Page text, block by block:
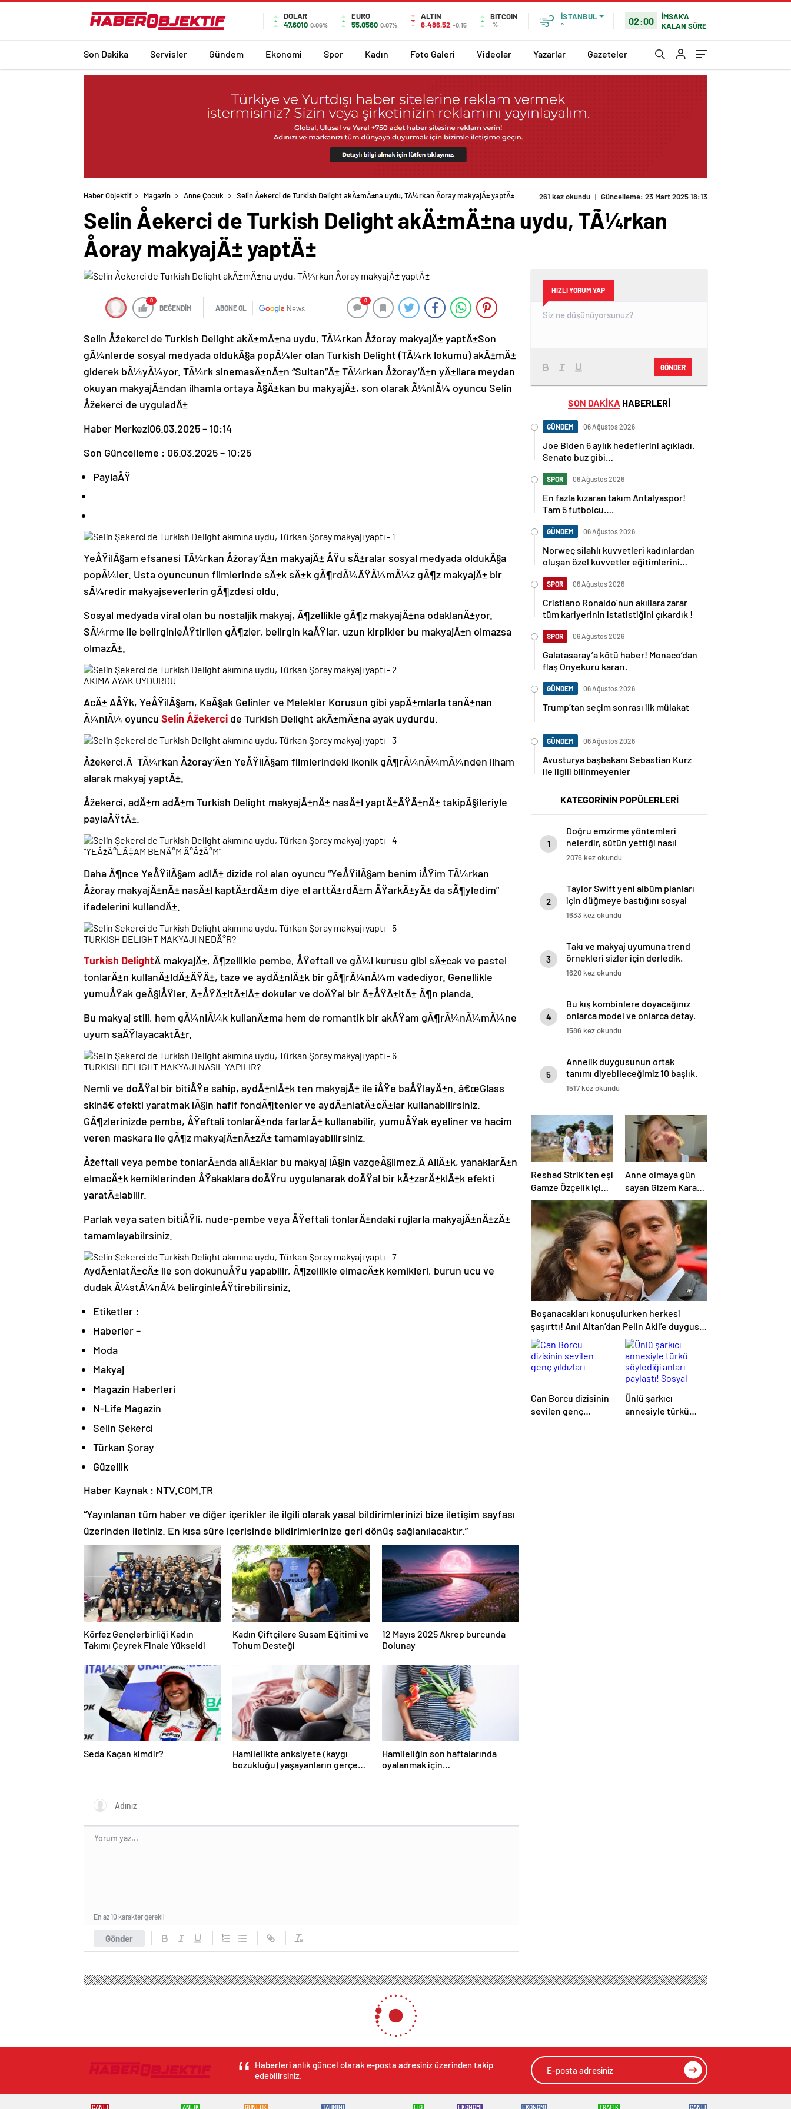
DOLAR
47,6010 0.06%
EURO
55,0560 0.07%
ALTIN
6.486,52 -0,15
BITCOIN
%
İSTANBUL
°
02:00
İMSAK'A
KALAN SÜRE
Son Dakika Servisler Gündem Ekonomi Spor Kadın Foto Galeri Videolar Yazarlar Gazeteler
Haber Objektif Magazin Anne Çocuk Selin Åekerci de Turkish Delight akÄ±mÄ±na uydu, TÃ¼rkan Åoray makyajÄ± yaptÄ± 261 kez okundu | Güncelleme: 23 Mart 2025 18:13
Selin Åekerci de Turkish Delight akÄ±mÄ±na uydu, TÃ¼rkan
Åoray makyajÄ± yaptÄ±
0
BEĞENDİM ABONE OL News
0
Selin Åžekerci de Turkish Delight akÄ±mÄ±na uydu, TÃ¼rkan Åžoray makyajÄ± yaptÄ±Son
gÃ¼nlerde sosyal medyada oldukÃ§a popÃ¼ler olan Turkish Delight (TÃ¼rk lokumu) akÄ±mÄ±
giderek bÃ¼yÃ¼yor. TÃ¼rk sinemasÄ±nÄ±n “Sultan”Ä± TÃ¼rkan Åžoray’Ä±n yÄ±llara meydan
okuyan makyajÄ±ndan ilhamla ortaya Ã§Ä±kan bu makyajÄ±, son olarak Ã¼nlÃ¼ oyuncu Selin
Åžekerci de uyguladÄ±
Haber Merkezi06.03.2025 – 10:14
Son Güncelleme : 06.03.2025 – 10:25
PaylaÅŸ
YeÅŸilÃ§am efsanesi TÃ¼rkan Åžoray’Ä±n makyajÄ± ÅŸu sÄ±ralar sosyal medyada oldukÃ§a
popÃ¼ler. Usta oyuncunun filmlerinde sÄ±k sÄ±k gÃ¶rdÃ¼ÄŸÃ¼mÃ¼z gÃ¶z makyajÄ± bir
sÃ¼redir makyajseverlerin gÃ¶zdesi oldu.
Sosyal medyada viral olan bu nostaljik makyaj, Ã¶zellikle gÃ¶z makyajÄ±na odaklanÄ±yor.
SÃ¼rme ile belirginleÅŸtirilen gÃ¶zler, belirgin kaÅŸlar, uzun kirpikler bu makyajÄ±n olmazsa
olmazÄ±.
AKIMA AYAK UYDURDU
AcÄ± AÅŸk, YeÅŸilÃ§am, KaÃ§ak Gelinler ve Melekler Korusun gibi yapÄ±mlarla tanÄ±nan
Ã¼nlÃ¼ oyuncu Selin Åžekerci de Turkish Delight akÄ±mÄ±na ayak uydurdu.
Åžekerci,Â TÃ¼rkan Åžoray’Ä±n YeÅŸilÃ§am filmlerindeki ikonik gÃ¶rÃ¼nÃ¼mÃ¼nden ilham
alarak makyaj yaptÄ±.
Åžekerci, adÄ±m adÄ±m Turkish Delight makyajÄ±nÄ± nasÄ±l yaptÄ±ÄŸÄ±nÄ± takipÃ§ileriyle
paylaÅŸtÄ±.
“YEÅžÄ°LÃ‡AM BENÄ°M Ä°ÅžÄ°M”
Daha Ã¶nce YeÅŸilÃ§am adlÄ± dizide rol alan oyuncu “YeÅŸilÃ§am benim iÅŸim TÃ¼rkan
Åžoray makyajÄ±nÄ± nasÄ±l kaptÄ±rdÄ±m diye el arttÄ±rdÄ±m ÅŸarkÄ±yÄ± da sÃ¶yledim”
ifadelerini kullandÄ±.
TURKISH DELIGHT MAKYAJI NEDÄ°R?
Turkish DelightÂ makyajÄ±, Ã¶zellikle pembe, ÅŸeftali ve gÃ¼l kurusu gibi sÄ±cak ve pastel
tonlarÄ±n kullanÄ±ldÄ±ÄŸÄ±, taze ve aydÄ±nlÄ±k bir gÃ¶rÃ¼nÃ¼m vadediyor. Genellikle
yumuÅŸak geÃ§iÅŸler, Ä±ÅŸÄ±ltÄ±lÄ± dokular ve doÄŸal bir Ä±ÅŸÄ±ltÄ± Ã¶n planda.
Bu makyaj stili, hem gÃ¼nlÃ¼k kullanÄ±ma hem de romantik bir akÅŸam gÃ¶rÃ¼nÃ¼mÃ¼ne
uyum saÄŸlayacaktÄ±r.
TURKISH DELIGHT MAKYAJI NASIL YAPILIR?
Nemli ve doÄŸal bir bitiÅŸe sahip, aydÄ±nlÄ±k ten makyajÄ± ile iÅŸe baÅŸlayÄ±n. â€œGlass
skinâ€ efekti yaratmak iÃ§in hafif fondÃ¶tenler ve aydÄ±nlatÄ±cÄ±lar kullanabilirsiniz.
GÃ¶zlerinizde pembe, ÅŸeftali tonlarÄ±nda farlarÄ± kullanabilir, yumuÅŸak eyeliner ve hacim
veren maskara ile gÃ¶z makyajÄ±nÄ±zÄ± tamamlayabilirsiniz.
Åžeftali veya pembe tonlarÄ±nda allÄ±klar bu makyaj iÃ§in vazgeÃ§ilmez.Â AllÄ±k, yanaklarÄ±n
elmacÄ±k kemiklerinden ÅŸakaklara doÄŸru uygulanarak doÄŸal bir kÄ±zarÄ±klÄ±k efekti
yaratÄ±labilir.
Parlak veya saten bitiÅŸli, nude-pembe veya ÅŸeftali tonlarÄ±ndaki rujlarla makyajÄ±nÄ±zÄ±
tamamlayabilrsiniz.
AydÄ±nlatÄ±cÄ± ile son dokunuÅŸu yapabilir, Ã¶zellikle elmacÄ±k kemikleri, burun ucu ve
dudak Ã¼stÃ¼nÃ¼ belirginleÅŸtirebilirsiniz.
Etiketler :
Haberler –
Moda
Makyaj
Magazin Haberleri
N-Life Magazin
Selin Şekerci
Türkan Şoray
Güzellik
Haber Kaynak : NTV.COM.TR
“Yayınlanan tüm haber ve diğer içerikler ile ilgili olarak yasal bildirimlerinizi bize iletişim sayfası
üzerinden iletiniz. En kısa süre içerisinde bildirimlerinize geri dönüş sağlanılacaktır.”
Körfez Gençlerbirliği Kadın
Takımı Çeyrek Finale Yükseldi
Kadın Çiftçilere Susam Eğitimi ve
Tohum Desteği
12 Mayıs 2025 Akrep burcunda
Dolunay
Seda Kaçan kimdir?
Hamilelikte anksiyete (kaygı
bozukluğu) yaşayanların gerçek
Hamileliğin son haftalarında
oyalanmak için…
Gönder
En az 10 karakter gerekli
HIZLI YORUM YAP
GÖNDER
SON DAKİKA HABERLERİ
GÜNDEM 06 Ağustos 2026
Joe Biden 6 aylık hedeflerini açıkladı.
Senato buz gibi…
SPOR 06 Ağustos 2026
En fazla kızaran takım Antalyaspor!
Tam 5 futbolcu….
GÜNDEM 06 Ağustos 2026
Norweç silahlı kuvvetleri kadınlardan
oluşan özel kuvvetler eğitimlerini
SPOR 06 Ağustos 2026
Cristiano Ronaldo’nun akıllara zarar
tüm kariyerinin istatistiğini çıkardık !
SPOR 06 Ağustos 2026
Galatasaray’a kötü haber! Monaco’dan
flaş Onyekuru kararı.
GÜNDEM 06 Ağustos 2026
Trump’tan seçim sonrası ilk mülakat
GÜNDEM 06 Ağustos 2026
Avusturya başbakanı Sebastian Kurz
ile ilgili bilinmeyenler
KATEGORİNİN POPÜLERLERİ
1
Doğru emzirme yöntemleri
nelerdir, sütün yettiği nasıl
anlaşılır?
2076 kez okundu
2
Taylor Swift yeni albüm planları
için düğmeye bastığını sosyal
medyadan duyurdu!
1633 kez okundu
3
Takı ve makyaj uyumuna trend
örnekleri sizler için derledik.
1620 kez okundu
4
Bu kış kombinlere doyacağınız
onlarca model ve onlarca detay.
1586 kez okundu
5
Annelik duygusunun ortak
tanımı diyebileceğimiz 10 başlık.
1517 kez okundu
Reshad Strik’ten eşi
Gamze Özçelik için
aşk dolu sözler!
“Benim cennetim…”
Anne olmaya gün
sayan Gizem Karaca
heyecanını paylaştı!
“Senelerdir annelik
yapıyorum ama bu
sene farklı…”
Boşanacakları konuşulurken herkesi
şaşırttı! Anıl Altan’dan Pelin Akil’e duygusal
Anneler Günü mesajı
Can Borcu dizisinin
sevilen genç
Ünlü şarkıcı
annesiyle türkü
Haberleri anlık güncel olarak e-posta adresiniz üzerinden takip
edebilirsiniz.
CANLI ANLIK GÜNLÜK TAHMİNİ LİG EKONOMİ EKONOMİ TRAFİK CANLI